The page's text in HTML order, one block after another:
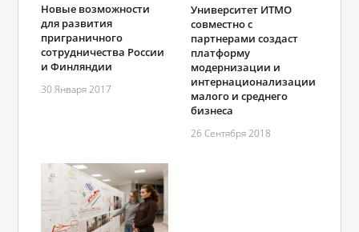
Новые возможности
для развития
приграничного
сотрудничества России
и Финляндии
30 Января 2017
Университет ИТМО
совместно с
партнерами создаст
платформу
модернизации и
интернационализации
малого и среднего
бизнеса
26 Сентября 2018